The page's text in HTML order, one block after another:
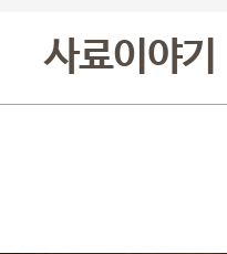
사료이야기